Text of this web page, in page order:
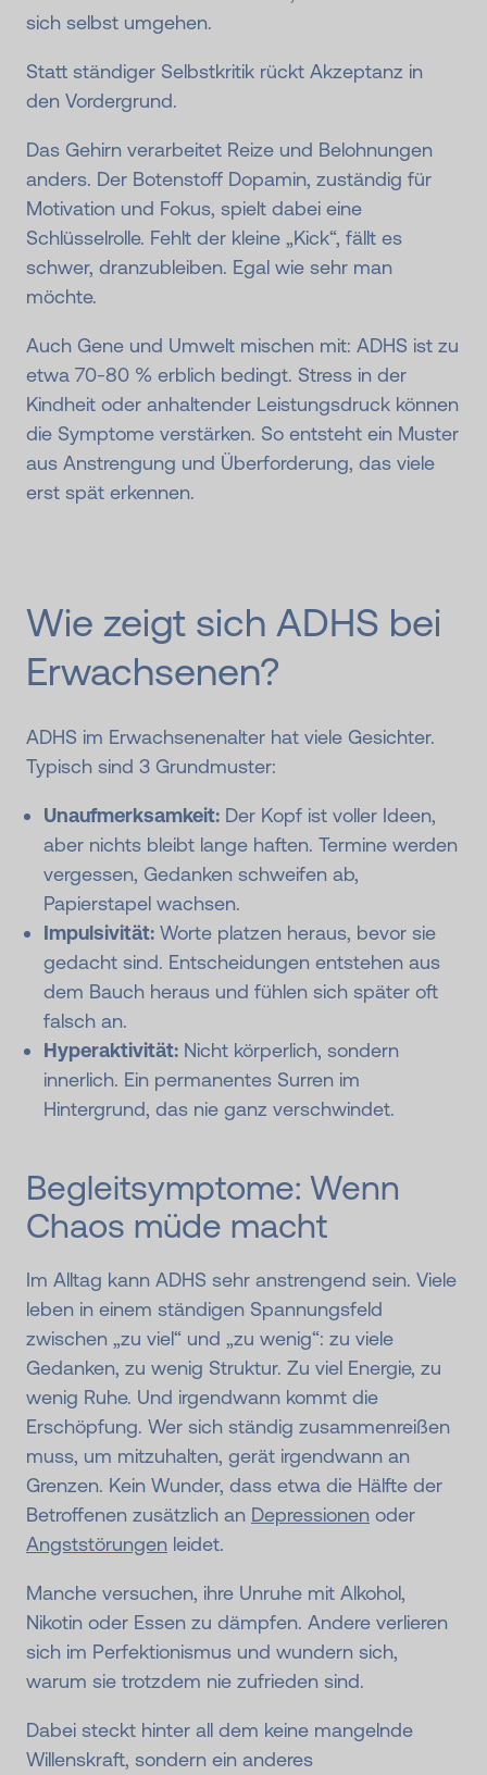
sich selbst umgehen.
Statt ständiger Selbstkritik rückt Akzeptanz in
den Vordergrund.
Das Gehirn verarbeitet Reize und Belohnungen
anders. Der Botenstoff Dopamin, zuständig für
Motivation und Fokus, spielt dabei eine
Schlüsselrolle. Fehlt der kleine „Kick“, fällt es
schwer, dranzubleiben. Egal wie sehr man
möchte.
Auch Gene und Umwelt mischen mit: ADHS ist zu
etwa 70-80 % erblich bedingt. Stress in der
Kindheit oder anhaltender Leistungsdruck können
die Symptome verstärken. So entsteht ein Muster
aus Anstrengung und Überforderung, das viele
erst spät erkennen.
Wie zeigt sich ADHS bei
Erwachsenen?
ADHS im Erwachsenenalter hat viele Gesichter.
Typisch sind 3 Grundmuster:
Unaufmerksamkeit: Der Kopf ist voller Ideen,
aber nichts bleibt lange haften. Termine werden
vergessen, Gedanken schweifen ab,
Papierstapel wachsen.
Impulsivität: Worte platzen heraus, bevor sie
gedacht sind. Entscheidungen entstehen aus
dem Bauch heraus und fühlen sich später oft
falsch an.
Hyperaktivität: Nicht körperlich, sondern
innerlich. Ein permanentes Surren im
Hintergrund, das nie ganz verschwindet.
Begleit­symptome: Wenn
Chaos müde macht
Im Alltag kann ADHS sehr anstrengend sein. Viele
leben in einem ständigen Spannungsfeld
zwischen „zu viel“ und „zu wenig“: zu viele
Gedanken, zu wenig Struktur. Zu viel Energie, zu
wenig Ruhe. Und irgendwann kommt die
Erschöpfung. Wer sich ständig zusammenreißen
muss, um mitzuhalten, gerät irgendwann an
Grenzen. Kein Wunder, dass etwa die Hälfte der
Betroffenen zusätzlich an Depressionen oder
Angststörungen leidet.
Manche versuchen, ihre Unruhe mit Alkohol,
Nikotin oder Essen zu dämpfen. Andere verlieren
sich im Perfektionismus und wundern sich,
warum sie trotzdem nie zufrieden sind.
Dabei steckt hinter all dem keine mangelnde
Willenskraft, sondern ein anderes